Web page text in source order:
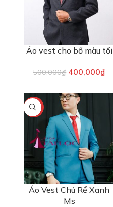
Áo vest cho bố màu tối
500,000₫ 400,000₫
-20%
Áo Vest Chú Rể Xanh
Ms